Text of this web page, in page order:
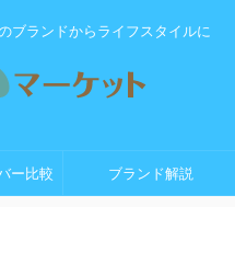
ブランドからライフスタイルに
ー比較 ブランド解説